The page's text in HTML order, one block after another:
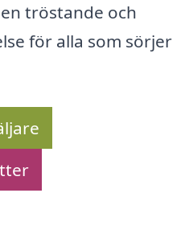
tröstande och
för alla som sörjer